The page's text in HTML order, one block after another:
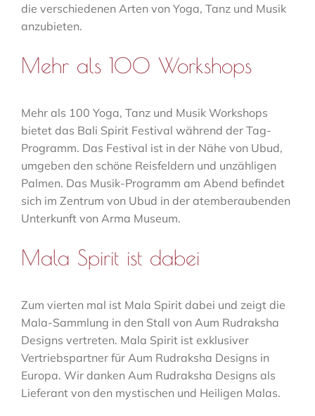
die verschiedenen Arten von Yoga, Tanz und Musik
anzubieten.
Mehr als 100 Workshops
Mehr als 100 Yoga, Tanz und Musik Workshops
bietet das Bali Spirit Festival während der Tag-
Programm. Das Festival ist in der Nähe von Ubud,
umgeben den schöne Reisfeldern und unzähligen
Palmen. Das Musik-Programm am Abend befindet
sich im Zentrum von Ubud in der atemberaubenden
Unterkunft von Arma Museum.
Mala Spirit ist dabei
Zum vierten mal ist Mala Spirit dabei und zeigt die
Mala-Sammlung in den Stall von Aum Rudraksha
Designs vertreten. Mala Spirit ist exklusiver
Vertriebspartner für Aum Rudraksha Designs in
Europa. Wir danken Aum Rudraksha Designs als
Lieferant von den mystischen und Heiligen Malas.